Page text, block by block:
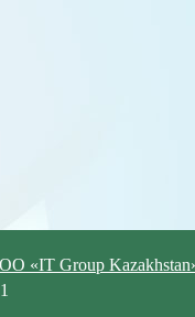
«IT Group